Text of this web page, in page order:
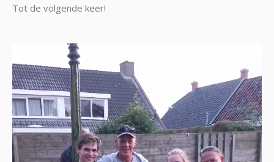
Tot de volgende keer!